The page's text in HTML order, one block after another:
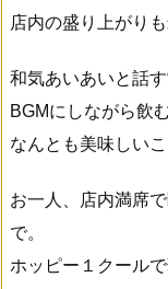
店内の盛り上がり
和気あいあいと話
BGMにしながら飲
なんとも美味しいこ
お一人、店内満席
で。
ホッピー１クール